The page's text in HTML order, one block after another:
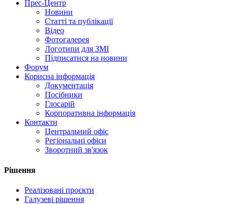
Прес-Центр
Новини
Статті та публікації
Відео
Фотогалерея
Логотипи для ЗМІ
Підписатися на новини
Форум
Корисна інформація
Документація
Посібники
Глосарій
Корпоративна інформація
Контакти
Центральний офіс
Регіональні офіси
Зворотний зв'язок
Рішення
Реалізовані проєкти
Галузеві рішення